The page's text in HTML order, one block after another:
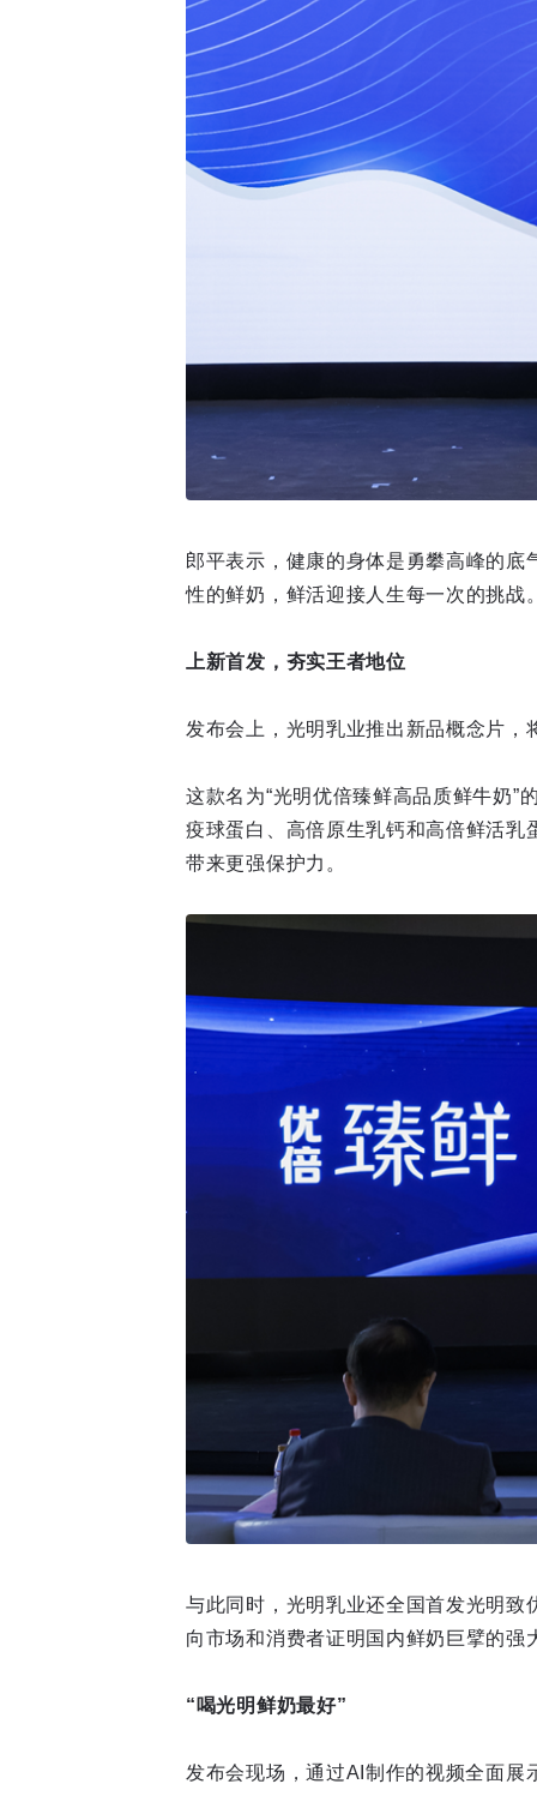
郎平表示，健康的身体是勇攀高峰的
性的鲜奶，鲜活迎接人生每一次的挑战
上新首发，夯实王者地位
发布会上，光明乳业推出新品概念片，
这款名为“光明优倍臻鲜高品质鲜牛奶”
疫球蛋白、高倍原生乳钙和高倍鲜活
带来更强保护力。
与此同时，光明乳业还全国首发光明
向市场和消费者证明国内鲜奶巨擘的强
“喝光明鲜奶最好”
发布会现场，通过AI制作的视频全面